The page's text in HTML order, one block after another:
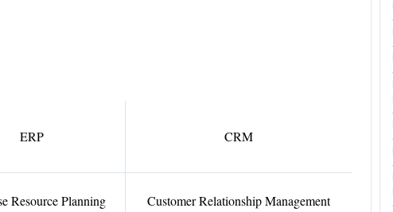
ERP CRM
Resource Planning
Customer Relationship Management